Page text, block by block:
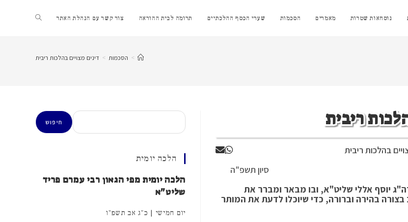
נוסחאות שטרות מאמרים הסכמות שערי הכסף ההלכתיים תרומה לבית ההוראה צור קשר עם הנהלת האתר Toggle
website > הסכמות > דינים מצויים בהלכות ריבית
ריבית
בהלכות ריבית
תשפ"ה
יוסף אללי שליט"א, ובו מבאר ומברר את
בהירה וברורה, כדי שיוכלו לדעת את המותר
חיפוש
חיפוש
הלכה יומית
הלכה יומית מפי הגאון רבי עמרם פריד
שליט"א
יום חמישי | כ"ג אב תשפ"ו